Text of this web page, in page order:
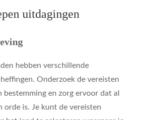
uitdagingen
hebben verschillende
Onderzoek de vereisten
en zorg ervoor dat al
orde is. Je kunt de vereisten